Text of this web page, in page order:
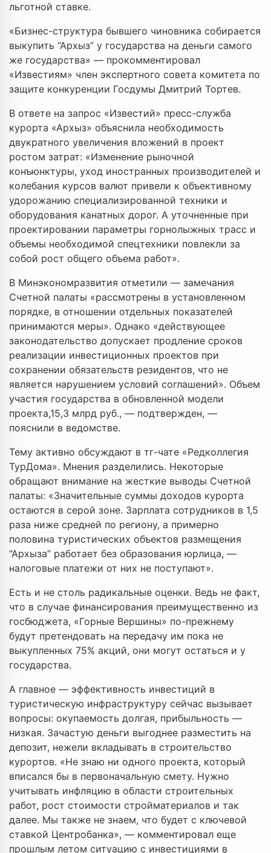
льготной ставке.
«Бизнес-структура бывшего чиновника собирается
выкупить “Архыз” у государства на деньги самого
же государства» — прокомментировал
«Известиям» член экспертного совета комитета по
защите конкуренции Госдумы Дмитрий Тортев.
В ответе на запрос «Известий» пресс-служба
курорта «Архыз» объяснила необходимость
двукратного увеличения вложений в проект
ростом затрат: «Изменение рыночной
конъюнктуры, уход иностранных производителей и
колебания курсов валют привели к объективному
удорожанию специализированной техники и
оборудования канатных дорог. А уточненные при
проектировании параметры горнолыжных трасс и
объемы необходимой спецтехники повлекли за
собой рост общего объема работ».
В Минэкономразвития отметили — замечания
Счетной палаты «рассмотрены в установленном
порядке, в отношении отдельных показателей
принимаются меры». Однако «действующее
законодательство допускает продление сроков
реализации инвестиционных проектов при
сохранении обязательств резидентов, что не
является нарушением условий соглашений». Объем
участия государства в обновленной модели
проекта,15,3 млрд руб., — подтвержден, —
пояснили в ведомстве.
Тему активно обсуждают в тг-чате «Редколлегия
ТурДома». Мнения разделились. Некоторые
обращают внимание на жесткие выводы Счетной
палаты: «Значительные суммы доходов курорта
остаются в серой зоне. Зарплата сотрудников в 1,5
раза ниже средней по региону, а примерно
половина туристических объектов размещения
“Архыза” работает без образования юрлица, —
налоговые платежи от них не поступают».
Есть и не столь радикальные оценки. Ведь не факт,
что в случае финансирования преимущественно из
госбюджета, «Горные Вершины» по-прежнему
будут претендовать на передачу им пока не
выкупленных 75% акций, они могут остаться и у
государства.
А главное — эффективность инвестиций в
туристическую инфраструктуру сейчас вызывает
вопросы: окупаемость долгая, прибыльность —
низкая. Зачастую деньги выгоднее разместить на
депозит, нежели вкладывать в строительство
курортов. «Не знаю ни одного проекта, который
вписался бы в первоначальную смету. Нужно
учитывать инфляцию в области строительных
работ, рост стоимости стройматериалов и так
далее. Мы также не знаем, что будет с ключевой
ставкой Центробанка», — комментировал еще
прошлым летом ситуацию с инвестициями в